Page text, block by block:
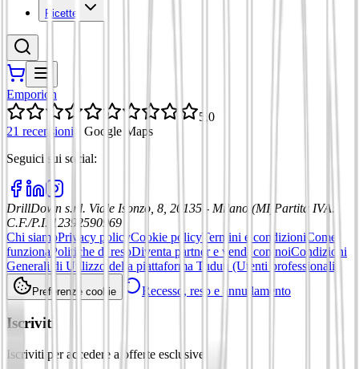
Ricette
Emporion
5,0
21 recensioni
Google Maps
Seguici sui social:
DrillDown s.r.l. Viale Isonzo, 8, 20135 - Milano (MI) Partita IVA:
C.F./P.I. 12392590969
Chi siamoPrivacy policyCookie policyTermini e condizioni Come
funziona Politiche di resoDiventa partner e vendi con noiCondizioni
Generali di Utilizzo della piattaforma Tuduu (Utenti professionali)
Preferenze cookie Recesso, reso e annullamento
Iscriviti
Iscriviti per accedere a offerte esclusive